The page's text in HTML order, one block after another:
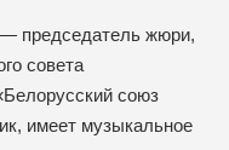
председатель жюри,
совета
союз
имеет музыкальное